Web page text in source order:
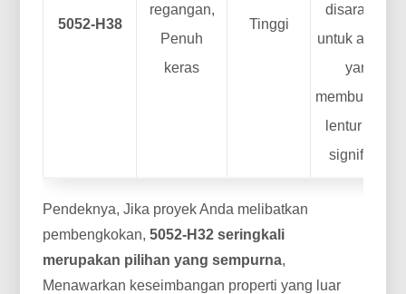
5052-H38
regangan,
Penuh
keras
Tinggi
disarankan
untuk aplikasi
yang
lentur yang
signifikan.
Pendeknya, Jika proyek Anda melibatkan
pembengkokan,5052-H32 seringkali
merupakan pilihan yang sempurna,
Menawarkan keseimbangan properti yang luar